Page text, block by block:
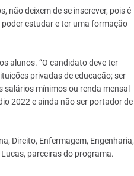
não deixem de se inscrever, pois é
estudar e ter uma formação
alunos. “O candidato deve ter
privadas de educação; ser
mínimos ou renda mensal
2022 e ainda não ser portador de
Direito, Enfermagem, Engenharia,
parceiras do programa.